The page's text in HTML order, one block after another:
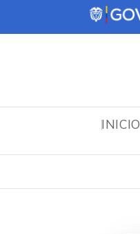
INICIO